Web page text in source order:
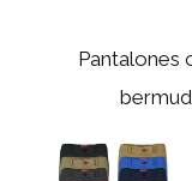
Pantalones